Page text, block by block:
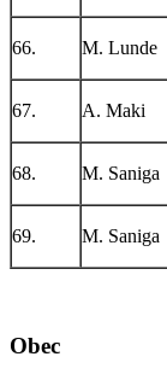
66. M. Lunde
67. A. Maki
68. M. Saniga
69. M. Saniga
Obec